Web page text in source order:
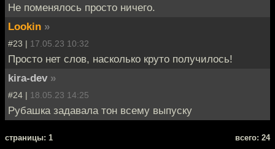
Не поменялось просто ничего.
Lookin »
#23 | 17.05.23 10:32
Просто нет слов, насколько круто получилось!
kira-dev »
#24 | 18.05.23 14:25
Рубашка задавала тон всему выпуску
cтраницы: 1 всего: 24